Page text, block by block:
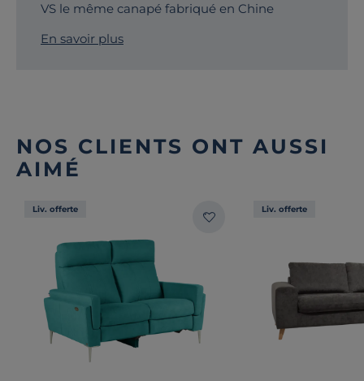
VS le même canapé fabriqué en Chine
En savoir plus
NOS CLIENTS ONT AUSSI
AIMÉ
Liv. offerte Liv. offerte